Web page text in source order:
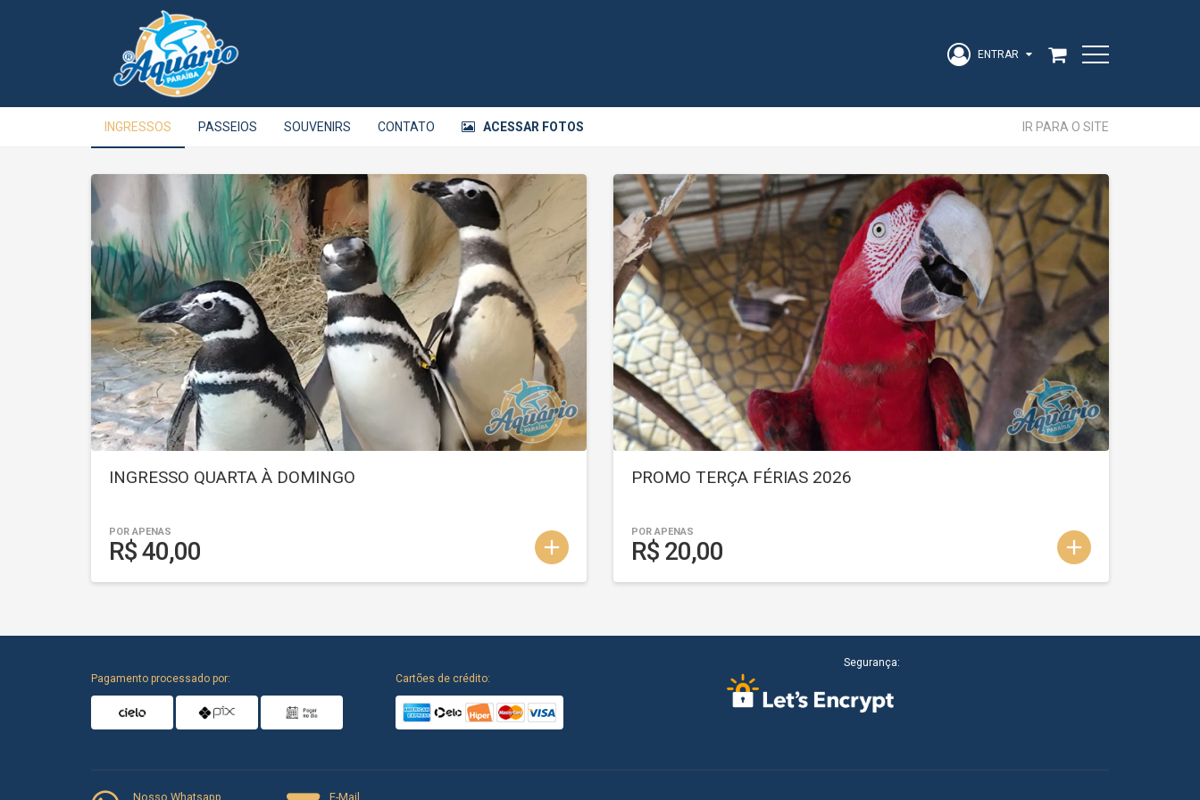
Acesse sua Conta
CPF
E-mail
ENTRAR
ENTRAR
IR PARA O SITE
INGRESSOS PASSEIOS SOUVENIRS CONTATO ACESSAR FOTOS
add
INGRESSO QUARTA À DOMINGO
POR APENAS
R$ 40,00 add
PROMO TERÇA FÉRIAS 2026
POR APENAS
R$ 20,00
Pagamento processado por: Cartões de crédito:
Segurança:
Nosso Whatsapp E-Mail